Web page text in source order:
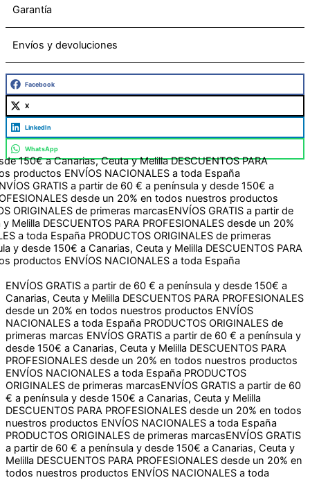
Garantía
Envíos y devoluciones
Facebook
X
LinkedIn
WhatsApp
a Canarias, Ceuta y MelillaDESCUENTOS PARA
ENVÍOS NACIONALES a toda EspañaPRODUCTOS
de 60 € a península y desde 150€ a Canarias, Ceuta y
un 20% en todos nuestros productosENVÍOS NACIONALES a
ENVÍOS GRATIS a partir de 60 € a península y desde
PROFESIONALES desde un 20% en todos nuestros productos
de primeras marcas ENVÍOS GRATIS a partir de 60 €
PARA PROFESIONALES desde un 20% en todos
PRODUCTOS ORIGINALES de primeras marcas
Canarias, Ceuta y MelillaDESCUENTOS PARA PROFESIONALES
desde un 20% en todos nuestros productosENVÍOS
NACIONALES a toda EspañaPRODUCTOS ORIGINALES de
primeras marcasENVÍOS GRATIS a partir de 60 € a península y
desde 150€ a Canarias, Ceuta y MelillaDESCUENTOS PARA
PROFESIONALES desde un 20% en todos nuestros productos
ENVÍOS NACIONALES a toda EspañaPRODUCTOS
ORIGINALES de primeras marcasENVÍOS GRATIS a partir de 60
€ a península y desde 150€ a Canarias, Ceuta y Melilla
DESCUENTOS PARA PROFESIONALES desde un 20% en todos
nuestros productosENVÍOS NACIONALES a toda España
PRODUCTOS ORIGINALES de primeras marcasENVÍOS GRATIS
a partir de 60 € a península y desde 150€ a Canarias, Ceuta y
MelillaDESCUENTOS PARA PROFESIONALES desde un 20% en
todos nuestros productosENVÍOS NACIONALES a toda
EspañaPRODUCTOS ORIGINALES de primeras marcas